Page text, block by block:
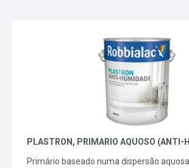
PLASTRON, PRIMARIO AQUOSO (ANTI-
Primário baseado numa dispersão